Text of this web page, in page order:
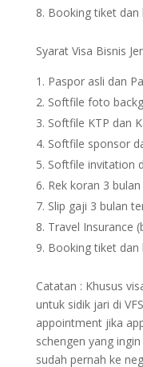
Booking tiket dan
Syarat Visa Bisnis
Paspor asli dan
Softfile foto
Softfile KTP dan
Softfile sponsor
Softfile invitation
Rek koran 3
Slip gaji 3 bulan
Travel Insurance
Booking tiket dan
Catatan : Khusus
untuk sidik jari di
appointment jika
schengen yang
sudah pernah ke